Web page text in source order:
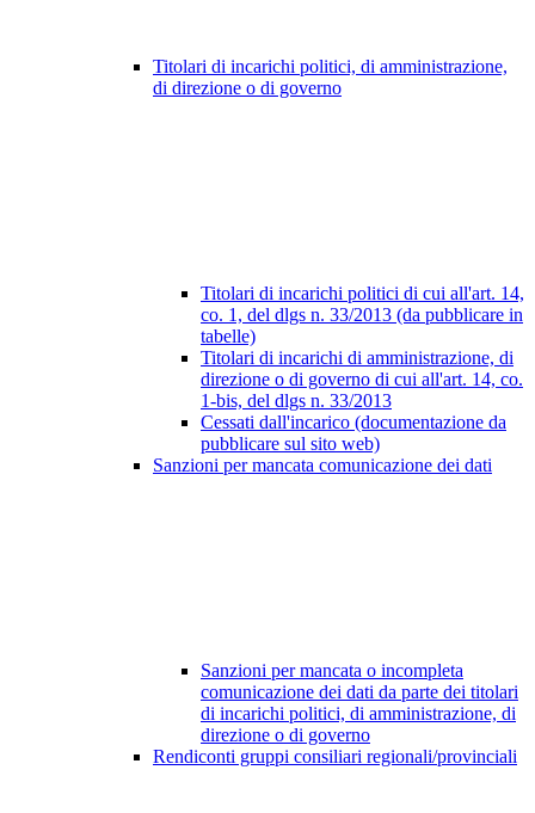
Titolari di incarichi politici, di amministrazione,
di direzione o di governo
Titolari di incarichi politici di cui all'art. 14,
co. 1, del dlgs n. 33/2013 (da pubblicare in
tabelle)
Titolari di incarichi di amministrazione, di
direzione o di governo di cui all'art. 14, co.
1-bis, del dlgs n. 33/2013
Cessati dall'incarico (documentazione da
pubblicare sul sito web)
Sanzioni per mancata comunicazione dei dati
Sanzioni per mancata o incompleta
comunicazione dei dati da parte dei titolari
di incarichi politici, di amministrazione, di
direzione o di governo
Rendiconti gruppi consiliari regionali/provinciali